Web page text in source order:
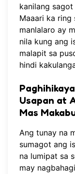
kanilang
Maaari ka ring
manlalaro ay
nila kung ang
malapit sa
hindi
Usapan at
Mas
Ang tunay na
sumagot ang
na lumipat sa
may